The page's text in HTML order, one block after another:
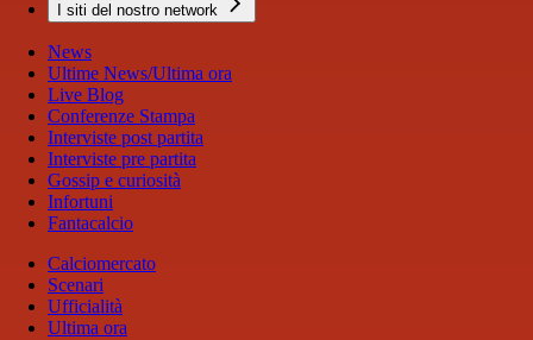
I siti del nostro network
News
Ultime News/Ultima ora
Live Blog
Conferenze Stampa
Interviste post partita
Interviste pre partita
Gossip e curiosità
Infortuni
Fantacalcio
Calciomercato
Scenari
Ufficialità
Ultima ora